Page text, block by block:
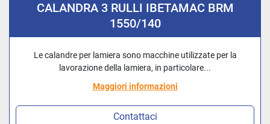
CALANDRA 3 RULLI IBETAMAC BRM
1550/140
Le calandre per lamiera sono macchine utilizzate per la
lavorazione della lamiera, in particolare...
Maggiori informazioni
Contattaci